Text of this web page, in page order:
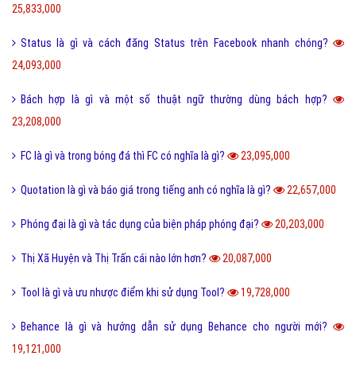
25,833,000
Status là gì và cách đăng Status trên Facebook nhanh chóng?
24,093,000
Bách hợp là gì và một số thuật ngữ thường dùng bách hợp?
23,208,000
FC là gì và trong bóng đá thì FC có nghĩa là gì? 23,095,000
Quotation là gì và báo giá trong tiếng anh có nghĩa là gì? 22,657,000
Phóng đại là gì và tác dụng của biện pháp phóng đại? 20,203,000
Thị Xã Huyện và Thị Trấn cái nào lớn hơn? 20,087,000
Tool là gì và ưu nhược điểm khi sử dụng Tool? 19,728,000
Behance là gì và hướng dẫn sử dụng Behance cho người mới?
19,121,000